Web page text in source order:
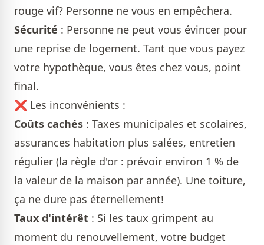
rouge vif? Personne ne vous en empêchera.
Sécurité : Personne ne peut vous évincer pour
une reprise de logement. Tant que vous payez
votre hypothèque, vous êtes chez vous, point
final.
❌ Les inconvénients :
Coûts cachés : Taxes municipales et scolaires,
assurances habitation plus salées, entretien
régulier (la règle d'or : prévoir environ 1 % de
la valeur de la maison par année). Une toiture,
ça ne dure pas éternellement!
Taux d'intérêt : Si les taux grimpent au
moment du renouvellement, votre budget